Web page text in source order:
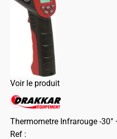
Voir le produit
Thermometre Infrarouge -30°
Ref :